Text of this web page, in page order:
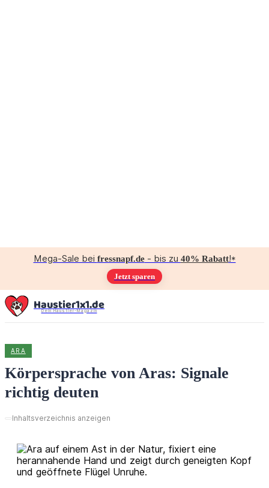
Mega-Sale bei fressnapf.de- bis zu 40% Rabatt!*
Jetzt sparen
Haustier1x1.de
Dein Haustier-Magazin
ARA
Körpersprache von Aras: Signale
richtig deuten
Inhaltsverzeichnis anzeigen
Immer das Gesamtbild betrachten
Die Körpersprache deines Aras verstehen